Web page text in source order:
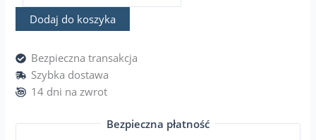
Dodaj do koszyka
Bezpieczna transakcja
Szybka dostawa
14 dni na zwrot
Bezpieczna płatność